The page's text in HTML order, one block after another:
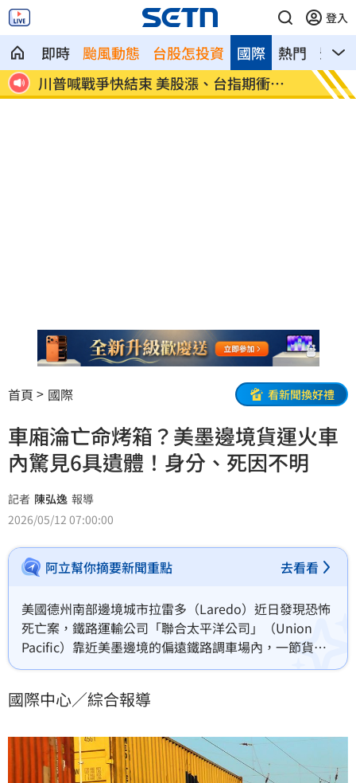
登入
即時 颱風動態 台股怎投資 熱門 影音
國際
拖吊車「沒綁好」！ 百萬休旅重摔滑落 燈
首頁 國際 看新聞換好禮
車廂淪亡命烤箱？美墨邊境貨運火車
內驚見6具遺體！身分、死因不明
記者 陳弘逸 報導
2026/05/12 07:00:00
阿立幫你摘要新聞重點 去看看
美國德州南部邊境城市拉雷多（Laredo）近日發現恐怖
死亡案，鐵路運輸公司「聯合太平洋公司」（Union
Pacific）靠近美墨邊境的偏遠鐵路調車場內，一節貨運
車廂內，發現有6具遺體。對此，官方未對外說明確切死
國際中心／綜合報導